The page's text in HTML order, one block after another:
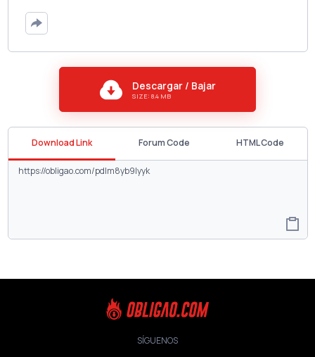
Descargar / Bajar
SIZE: 8.4 MB
Download Link Forum Code HTML Code
SÍGUENOS